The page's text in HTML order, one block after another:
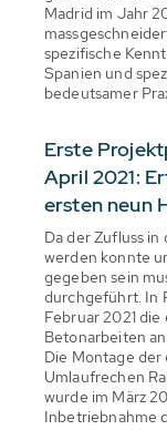
Madrid im Jahr
spezifische
Spanien und
bedeutsamer
Erste
April 2021:
ersten neun
Da der Zufluss
werden konnte
gegeben sein
durchgeführt. In
Februar 2021
Betonarbeiten
Die Montage der
Umlaufrechen
wurde im März
Inbetriebnahme